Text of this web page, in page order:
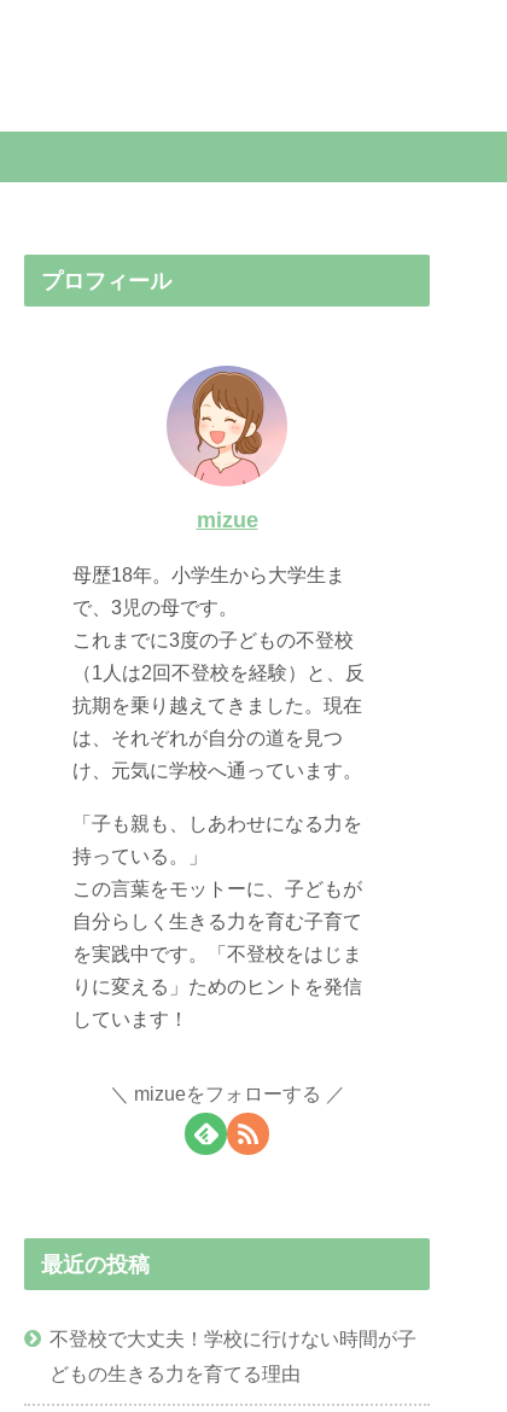
プロフィール
mizue
母歴18年。小学生から大学生ま
で、3児の母です。
これまでに3度の子どもの不登校
（1人は2回不登校を経験）と、反
抗期を乗り越えてきました。現在
は、それぞれが自分の道を見つ
け、元気に学校へ通っています。
「子も親も、しあわせになる力を
持っている。」
この言葉をモットーに、子どもが
自分らしく生きる力を育む子育て
を実践中です。「不登校をはじま
りに変える」ためのヒントを発信
しています！
mizueをフォローする
最近の投稿
不登校で大丈夫！学校に行けない時間が子
どもの生きる力を育てる理由